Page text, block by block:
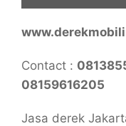
Contact :
08159616205
Jasa derek